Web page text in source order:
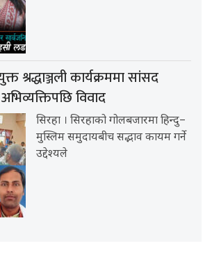
श्रद्धाञ्जली कार्यक्रममा सांसद
विवाद
सिरहा । सिरहाको गोलबजारमा हिन्दु–
मुस्लिम समुदायबीच सद्भाव कायम गर्ने
उद्देश्यले